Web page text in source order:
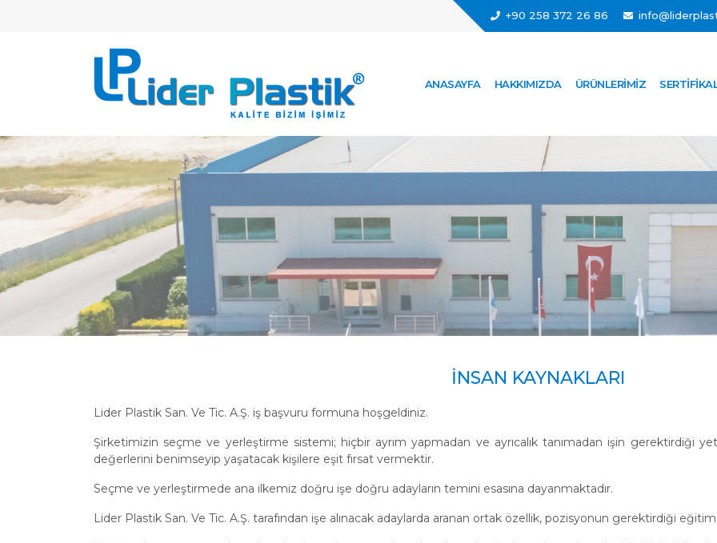
+90 258 372 26 86
ANASAYFA HAKKIMIZDA ÜRÜNLERIMIZ
İNSAN KAYNAKLARI
Lider Plastik San. Ve Tic. A.Ş. iş başvuru formuna hoşgeldiniz.
Şirketimizin seçme ve yerleştirme sistemi; hiçbir ayrım yapmadan ve ayrıcalık tanımadan işin gerektirdiği
değerlerini benimseyip yaşatacak kişilere eşit fırsat vermektir.
Seçme ve yerleştirmede ana ilkemiz doğru işe doğru adayların temini esasına dayanmaktadır.
Lider Plastik San. Ve Tic. A.Ş. tarafından işe alınacak adaylarda aranan ortak özellik, pozisyonun gerektirdiği